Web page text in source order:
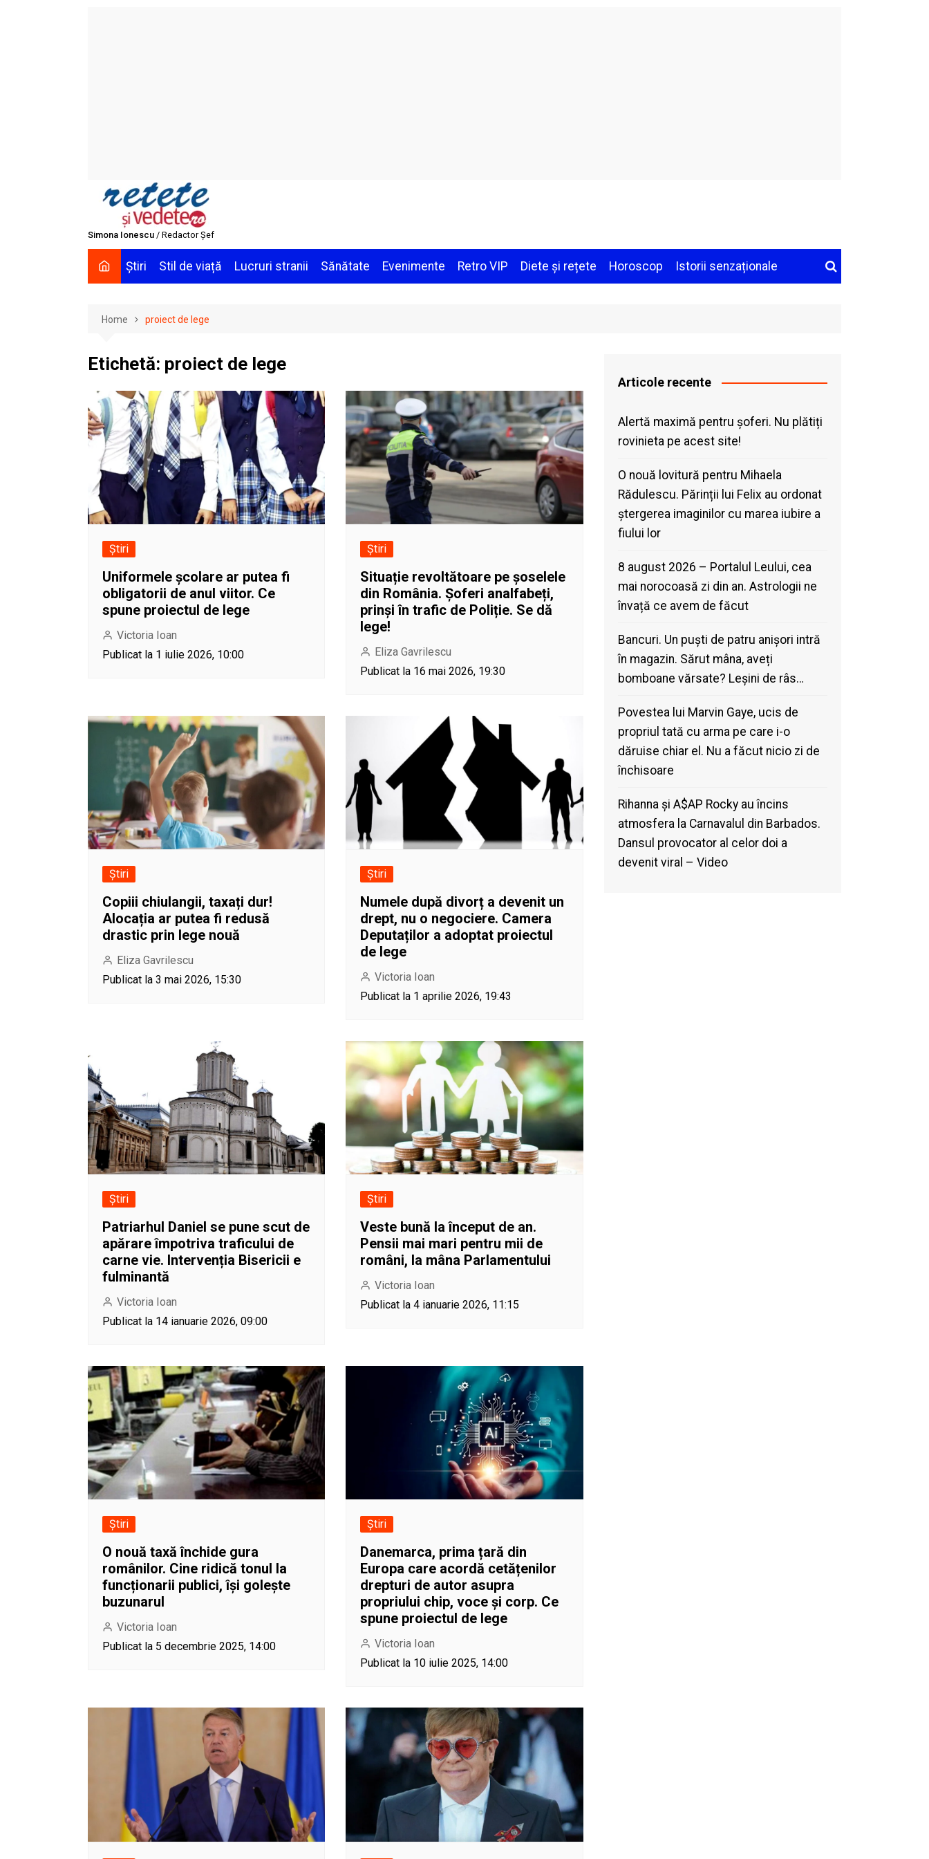
Simona Ionescu / Redactor Șef
Știri Stil de viață Lucruri stranii Sănătate Evenimente Retro VIP Diete și rețete Horoscop Istorii senzaționale
Home proiect de lege
Etichetă: proiect de lege
Știri
Uniformele școlare ar putea fi
obligatorii de anul viitor. Ce
spune proiectul de lege
Victoria Ioan
Publicat la 1 iulie 2026, 10:00
Știri
Situație revoltătoare pe șoselele
din România. Șoferi analfabeți,
prinși în trafic de Poliție. Se dă
lege!
Eliza Gavrilescu
Publicat la 16 mai 2026, 19:30
Știri
Copiii chiulangii, taxați dur!
Alocația ar putea fi redusă
drastic prin lege nouă
Eliza Gavrilescu
Publicat la 3 mai 2026, 15:30
Știri
Numele după divorț a devenit un
drept, nu o negociere. Camera
Deputaților a adoptat proiectul
de lege
Victoria Ioan
Publicat la 1 aprilie 2026, 19:43
Știri
Patriarhul Daniel se pune scut de
apărare împotriva traficului de
carne vie. Intervenția Bisericii e
fulminantă
Victoria Ioan
Publicat la 14 ianuarie 2026, 09:00
Știri
Veste bună la început de an.
Pensii mai mari pentru mii de
români, la mâna Parlamentului
Victoria Ioan
Publicat la 4 ianuarie 2026, 11:15
Știri
O nouă taxă închide gura
românilor. Cine ridică tonul la
funcționarii publici, își golește
buzunarul
Victoria Ioan
Publicat la 5 decembrie 2025, 14:00
Știri
Danemarca, prima țară din
Europa care acordă cetățenilor
drepturi de autor asupra
propriului chip, voce și corp. Ce
spune proiectul de lege
Victoria Ioan
Publicat la 10 iulie 2025, 14:00
Articole recente
Alertă maximă pentru șoferi. Nu plătiți
rovinieta pe acest site!
O nouă lovitură pentru Mihaela
Rădulescu. Părinții lui Felix au ordonat
ștergerea imaginilor cu marea iubire a
fiului lor
8 august 2026 – Portalul Leului, cea
mai norocoasă zi din an. Astrologii ne
învață ce avem de făcut
Bancuri. Un puști de patru anișori intră
în magazin. Sărut mâna, aveți
bomboane vărsate? Leșini de râs…
Povestea lui Marvin Gaye, ucis de
propriul tată cu arma pe care i-o
dăruise chiar el. Nu a făcut nicio zi de
închisoare
Rihanna și A$AP Rocky au încins
atmosfera la Carnavalul din Barbados.
Dansul provocator al celor doi a
devenit viral – Video